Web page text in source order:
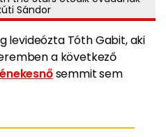
Sándor
levideózta Tóth Gabit, aki
a következő
énekesnősemmit sem